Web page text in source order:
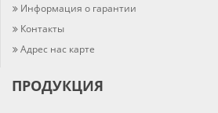
Информация о гарантии
Контакты
Адрес нас карте
ПРОДУКЦИЯ